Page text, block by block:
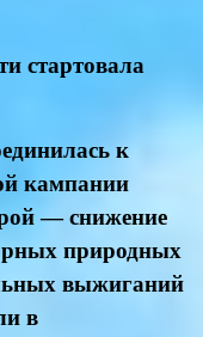
стартовала
к
кампании
— снижение
природных
выжиганий
в